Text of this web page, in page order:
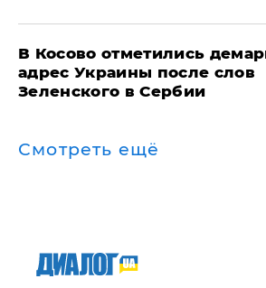
В Косово отметились
адрес Украины после слов
Зеленского в Сербии
Смотреть ещё